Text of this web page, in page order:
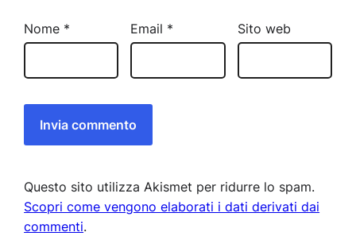
Nome * Email * Sito web
Questo sito utilizza Akismet per ridurre lo spam.
Scopri come vengono elaborati i dati derivati dai
commenti.